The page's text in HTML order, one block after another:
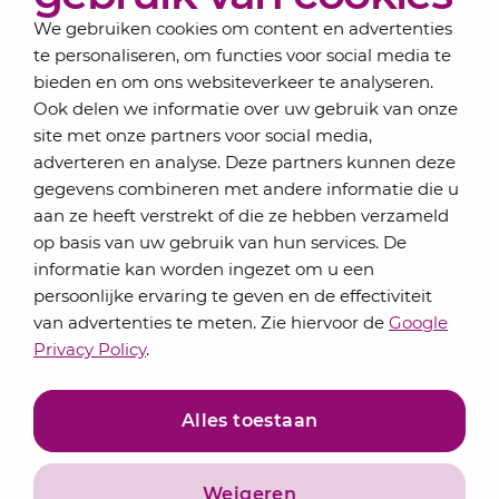
We gebruiken cookies om content en advertenties
te personaliseren, om functies voor social media te
bieden en om ons websiteverkeer te analyseren.
Ook delen we informatie over uw gebruik van onze
site met onze partners voor social media,
adverteren en analyse. Deze partners kunnen deze
gegevens combineren met andere informatie die u
aan ze heeft verstrekt of die ze hebben verzameld
op basis van uw gebruik van hun services. De
informatie kan worden ingezet om u een
persoonlijke ervaring te geven en de effectiviteit
van advertenties te meten. Zie hiervoor de Google
Privacy Policy.
Alles toestaan
Weigeren
Schrijf je in voor onze nieuwsbrief
Elke maand bundelen de adviseurs van Lansigt in
de eSigt het nieuws.
Jouw emailadres
Inschrijven